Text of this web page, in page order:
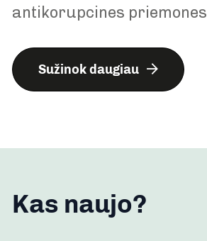
antikorupcines priemones
Sužinok daugiau
Kas naujo?